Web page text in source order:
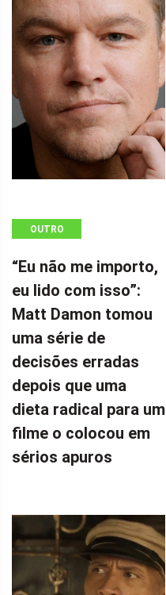
OUTRO
“Eu não me importo,
eu lido com isso”:
Matt Damon tomou
uma série de
decisões erradas
depois que uma
dieta radical para um
filme o colocou em
sérios apuros